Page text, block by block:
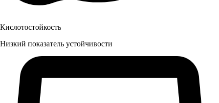
Кислотостойкость
Низкий показатель устойчивости